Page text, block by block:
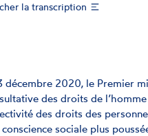
la transcription
décembre 2020, le Premier
des droits de
des droits des
conscience sociale plus